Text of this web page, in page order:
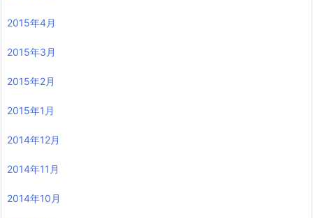
2015年4月
2015年3月
2015年2月
2015年1月
2014年12月
2014年11月
2014年10月